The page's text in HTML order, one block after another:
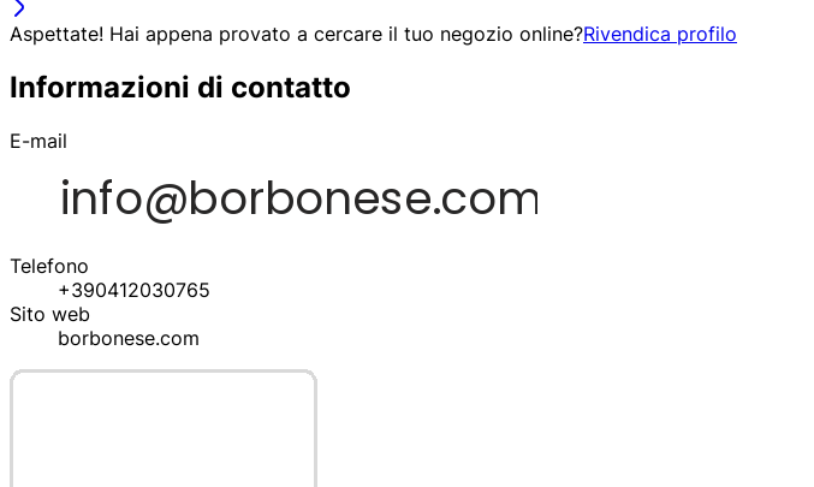
Aspettate! Hai appena provato a cercare il tuo negozio online?Rivendica profilo
Informazioni di contatto
E-mail
Telefono
+390412030765
Sito web
borbonese.com